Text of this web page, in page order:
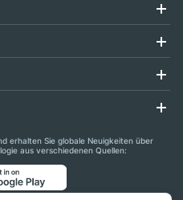
erhalten Sie globale Neuigkeiten über
aus verschiedenen Quellen: